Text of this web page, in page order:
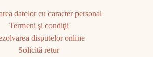
datelor cu caracter personal
Termeni şi condiţii
disputelor online
Solicită retur